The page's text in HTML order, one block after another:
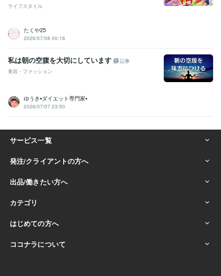
ライフスタイル
たくや25
2026/07/08 00:18
私は朝の空腹を大切にしています
記事
美容・ファッション
ゆうき▪️ダイエット専門家▪️
2026/07/07 23:50